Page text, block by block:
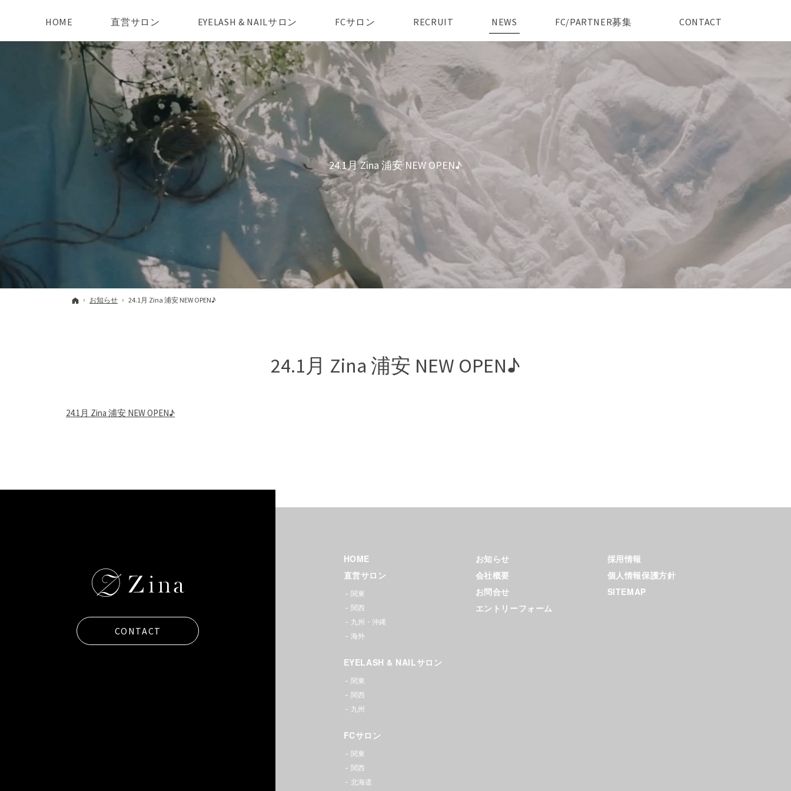
24.1月 Zina 浦安 NEW OPEN♪
ホーム
お知らせ 24.1月 Zina 浦安 NEW OPEN♪
24.1月 Zina 浦安 NEW OPEN♪
24.1月 Zina 浦安 NEW OPEN♪
HOME 直営サロン EYELASH & NAILサロン FCサロン RECRUIT NEWS FC/PARTNER募集 CONTACT
HOME
直営サロン
関東
関西
九州・沖縄
海外
EYELASH & NAILサロン
関東
関西
九州
FCサロン
関東
関西
北海道
お知らせ
会社概要
お問合せ
エントリーフォーム
採用情報
個人情報保護方針
SITEMAP
CONTACT
ヘアサ
ロン｜
銀座・
新宿・
渋谷・
池袋・
大宮・
横浜・
梅田・